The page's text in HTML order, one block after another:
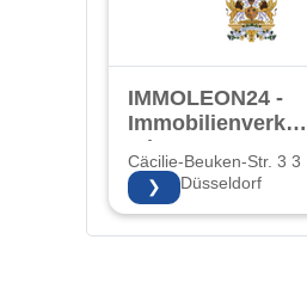
IMMOLEON24 -
Immobilienverkauf
mit Herz!
Cäcilie-Beuken-Str. 3 3
40597 Düsseldorf
❯